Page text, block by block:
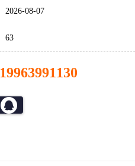
2026-08-07
63
19963991130